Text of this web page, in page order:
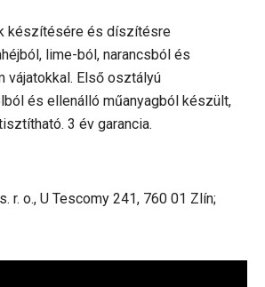
készítésére és díszítésre
lime-ból, narancsból és
vájatokkal. Első osztályú
és ellenálló műanyagból készült,
3 év garancia.
r. o., U Tescomy 241, 760 01 Zlín;